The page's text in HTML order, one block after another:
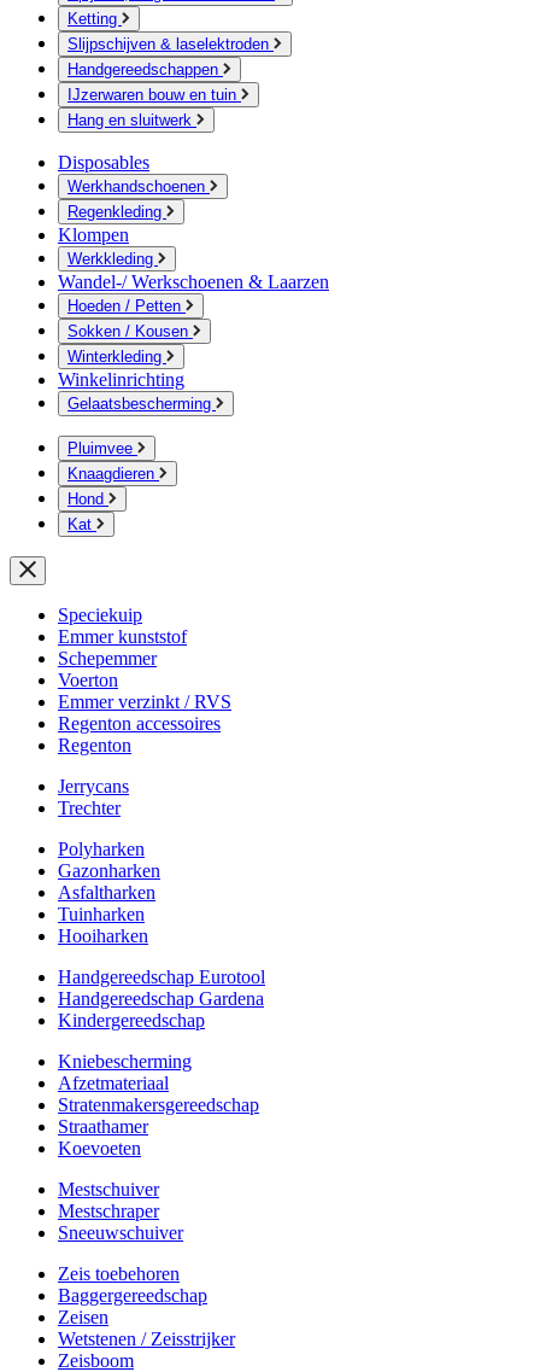
Ketting
Slijpschijven & laselektroden
Handgereedschappen
IJzerwaren bouw en tuin
Hang en sluitwerk
Disposables
Werkhandschoenen
Regenkleding
Klompen
Werkkleding
Wandel-/ Werkschoenen & Laarzen
Hoeden / Petten
Sokken / Kousen
Winterkleding
Winkelinrichting
Gelaatsbescherming
Pluimvee
Knaagdieren
Hond
Kat
Speciekuip
Emmer kunststof
Schepemmer
Voerton
Emmer verzinkt / RVS
Regenton accessoires
Regenton
Jerrycans
Trechter
Polyharken
Gazonharken
Asfaltharken
Tuinharken
Hooiharken
Handgereedschap Eurotool
Handgereedschap Gardena
Kindergereedschap
Kniebescherming
Afzetmateriaal
Stratenmakersgereedschap
Straathamer
Koevoeten
Mestschuiver
Mestschraper
Sneeuwschuiver
Zeis toebehoren
Baggergereedschap
Zeisen
Wetstenen / Zeisstrijker
Zeisboom